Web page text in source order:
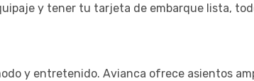
y tener tu tarjeta de embarque lista,
y entretenido. Avianca ofrece asientos